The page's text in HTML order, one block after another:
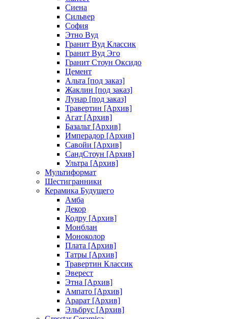
Сиена
Сильвер
София
Этно Вуд
Гранит Вуд Классик
Гранит Вуд Эго
Гранит Стоун Оксидо
Цемент
Альта [под заказ]
Жаклин [под заказ]
Лунар [под заказ]
Травертин [Архив]
Агат [Архив]
Базальт [Архив]
Имперадор [Архив]
Савойи [Архив]
СандСтоун [Архив]
Ультра [Архив]
Мультиформат
Шестигранники
Керамика Будущего
Амба
Декор
Кодру [Архив]
Монблан
Моноколор
Плата [Архив]
Татры [Архив]
Травертин Классик
Эверест
Этна [Архив]
Ампато [Архив]
Арарат [Архив]
Эльбрус [Архив]